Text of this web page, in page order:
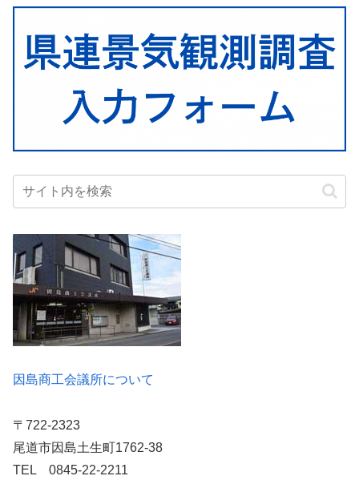
因島商工会議所について
〒722-2323
尾道市因島土生町1762-38
TEL 0845-22-2211